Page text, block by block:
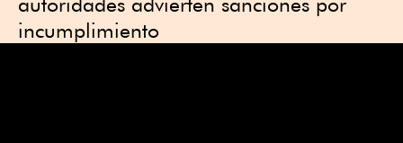
incumplimiento